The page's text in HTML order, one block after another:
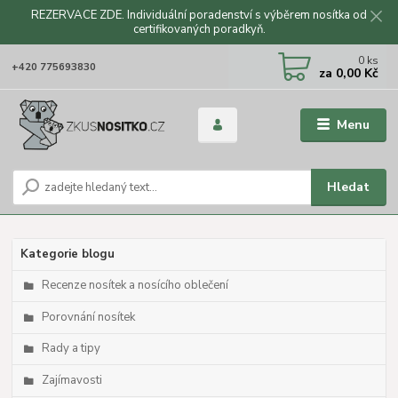
REZERVACE ZDE. Individuální poradenství s výběrem nosítka od
certifikovaných poradkyň.
Menu
Hledat
+420 775693830 0 ks
za 0,00 Kč
Kategorie blogu
Recenze nosítek a nosícího oblečení
Porovnání nosítek
Rady a tipy
Zajímavosti